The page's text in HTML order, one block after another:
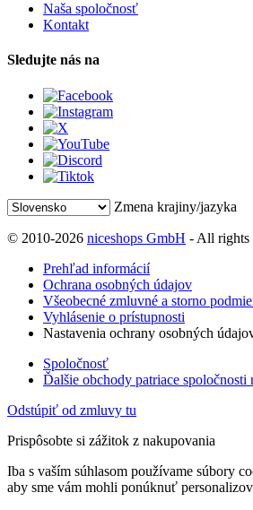
Naša spoločnosť
Kontakt
Sledujte nás na
Zmena krajiny/jazyka
© 2010-2026 niceshops GmbH - All rights
Prehľad informácií
Ochrana osobných údajov
Všeobecné zmluvné a storno
Vyhlásenie o prístupnosti
Nastavenia ochrany osobných
Spoločnosť
Ďalšie obchody patriace spoločnosti
Odstúpiť od zmluvy tu
Prispôsobte si zážitok z nakupovania
Iba s vaším súhlasom používame súbory
aby sme vám mohli ponúknuť